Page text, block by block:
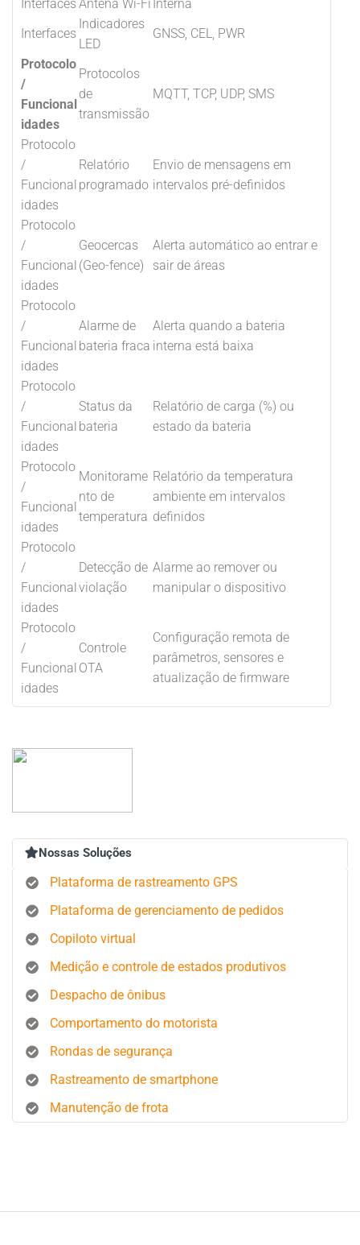
InterfacesAntena Wi-Fi Interna
Interfaces
Indicadores
LED
GNSS, CEL, PWR
Protocolo
/
Funcional
idades
Protocolos
de
transmissão
MQTT, TCP, UDP, SMS
Protocolo
/
Funcional
idades
Relatório
programado
Envio de mensagens em
intervalos pré-definidos
Protocolo
/
Funcional
idades
Geocercas
(Geo-fence)
Alerta automático ao entrar e
sair de áreas
Protocolo
/
Funcional
idades
Alarme de
bateria fraca
Alerta quando a bateria
interna está baixa
Protocolo
/
Funcional
idades
Status da
bateria
Relatório de carga (%) ou
estado da bateria
Protocolo
/
Funcional
idades
Monitorame
nto de
temperatura
Relatório da temperatura
ambiente em intervalos
definidos
Protocolo
/
Funcional
idades
Detecção de
violação
Alarme ao remover ou
manipular o dispositivo
Protocolo
/
Funcional
idades
Controle
OTA
Configuração remota de
parâmetros, sensores e
atualização de firmware
Nossas Soluções
Plataforma de rastreamento GPS
Plataforma de gerenciamento de pedidos
Copiloto virtual
Medição e controle de estados produtivos
Despacho de ônibus
Comportamento do motorista
Rondas de segurança
Rastreamento de smartphone
Manutenção de frota